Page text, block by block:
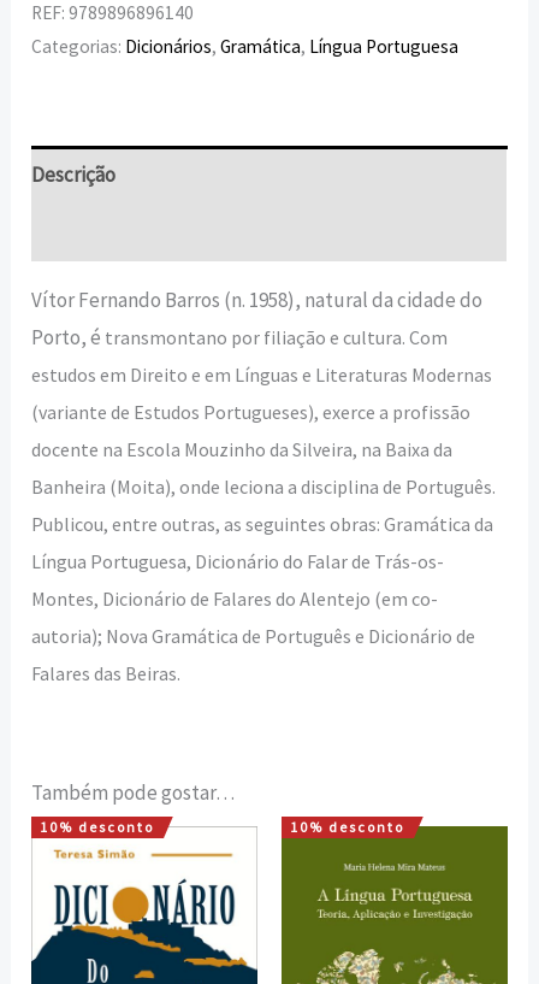
REF:9789896896140
Categorias: Dicionários,Gramática, Língua Portuguesa
Descrição
Vítor Fernando Barros (n. 1958), natural da cidade do
Porto, é transmontano por filiação e cultura. Com
estudos em Direito e em Línguas e Literaturas Modernas
(variante de Estudos Portugueses), exercea profissão
docente na Escola Mouzinho da Silveira, na Baixa da
Banheira (Moita), onde leciona a disciplina de Português.
Publicou, entre outras, asseguintes obras: Gramática da
Língua Portuguesa, Dicionário do Falar de Trás-os-
Montes, Dicionário de Falares do Alentejo (em co-
autoria); NovaGramática de Português e Dicionário de
Falares das Beiras.
Também pode gostar…
10% desconto
O
preço
original
era:
12,00 €.
O
preço
atual
é:
10,80 €.
10% desconto
O
preço
original
era:
15,00 €.
O
preço
atual
é:
13,50 €.